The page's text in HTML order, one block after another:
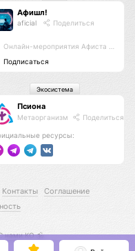
Афишл!
aficial Поделиться
Онлайн-мероприятия Афиста Лаб
Подписаться
Псиона
Метаорганизм Поделиться
ресурсы:
Экосистема
Контакты
Соглашение
нами КО 🕉️